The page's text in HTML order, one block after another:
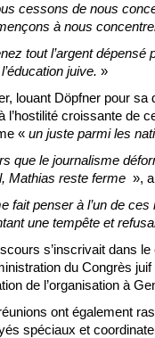
cessons de nous
à nous
tout l’argent
juive. »
louant Döpfner pour sa
l’hostilité croissante de
« un juste parmi les
que le journalisme
Mathias reste ferme »,
fait penser à l’un de
une tempête et
s’inscrivait dans
du Congrès
de l’organisation à
ont également
spéciaux et